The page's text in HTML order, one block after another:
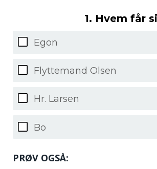
1. Hvem får
Egon
Flyttemand Olsen
Hr. Larsen
Bo
PRØV OGSÅ: